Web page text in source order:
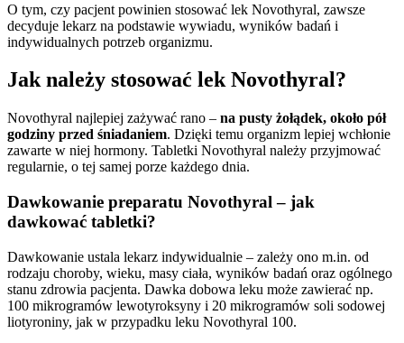
O tym, czy pacjent powinien stosować lek Novothyral, zawsze
decyduje lekarz na podstawie wywiadu, wyników badań i
indywidualnych potrzeb organizmu.
Jak należy stosować lek Novothyral?
Novothyral najlepiej zażywać rano – na pusty żołądek, około pół
godziny przed śniadaniem. Dzięki temu organizm lepiej wchłonie
zawarte w niej hormony. Tabletki Novothyral należy przyjmować
regularnie, o tej samej porze każdego dnia.
Dawkowanie preparatu Novothyral – jak
dawkować tabletki?
Dawkowanie ustala lekarz indywidualnie – zależy ono m.in. od
rodzaju choroby, wieku, masy ciała, wyników badań oraz ogólnego
stanu zdrowia pacjenta. Dawka dobowa leku może zawierać np.
100 mikrogramów lewotyroksyny i 20 mikrogramów soli sodowej
liotyroniny, jak w przypadku leku Novothyral 100.